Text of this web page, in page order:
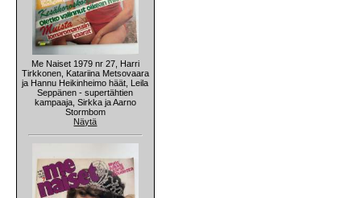
Me Naiset 1979 nr 27, Harri
Tirkkonen, Katariina Metsovaara
ja Hannu Heikinheimo häät, Leila
Seppänen - supertähtien
kampaaja, Sirkka ja Aarno
Stormbom
Näytä